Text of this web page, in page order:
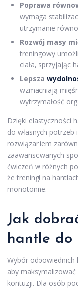
Poprawa
wymaga
utrzymanie
Rozwój masy
treningowy
ciała, sprzyjając
Lepsza
wzmacniają
wytrzymałość
Dzięki elastyczności
do własnych
rozwiązaniem
zaawansowanych
ćwiczeń w różnych
że treningi na
monotonne.
Jak
hantle do
Wybór odpowiednich
aby
kontuzji. Dla osób